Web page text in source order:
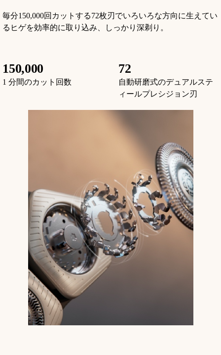
毎分150,000回カットする72枚刃でいろいろな方向に生えてい
るヒゲを効率的に取り込み、しっかり深剃り。
150,000
1 分間のカット回数
72
自動研磨式のデュアルステ
ィールプレシジョン刃